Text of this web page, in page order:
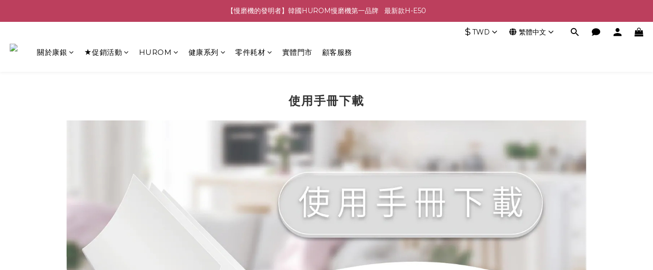
【慢磨機的發明者】韓國HUROM慢磨機第一品牌   最新款H-E50
$ TWD 繁體中文
關於康銀 ★促銷活動 HUROM 健康系列 零件耗材 實體門市 顧客服務
使用手冊下載